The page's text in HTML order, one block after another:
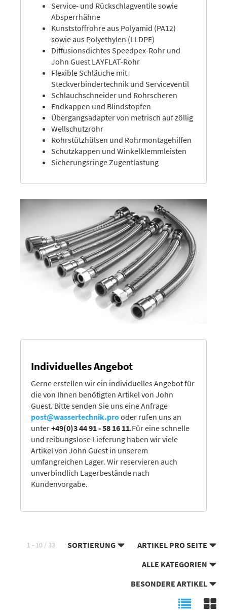
Service- und Rückschlagventile sowie
Absperrhähne
Kunststoffrohre aus Polyamid (PA12)
sowie aus Polyethylen (LLDPE)
Diffusionsdichtes Speedpex-Rohr und
John Guest LAYFLAT-Rohr
Flexible Schläuche mit
Steckverbindertechnik und Serviceventil
Schlauchschneider und Rohrscheren
Endkappen und Blindstopfen
Übergangsadapter von metrisch auf zöllig
Wellschutzrohr
Rohrstützhülsen und Rohrmontagehilfen
Schutzkappen und Winkelklemmleisten
Sicherungsringe Zugentlastung
Individuelles Angebot
Gerne erstellen wir ein individuelles Angebot für
die von Ihnen benötigten Artikel von John
Guest. Bitte senden Sie uns eine Anfrage
post@wassertechnik.prooder rufen uns an
unter+49(0)3 44 91 - 58 16 11.Für eine schnelle
und reibungslose Lieferung haben wir viele
Artikel von John Guest in unserem
umfangreichen Lager. Wir reservieren auch
unverbindlich Lagerbestände nach
Kundenvorgabe.
1 - 10 / 33 SORTIERUNG
ARTIKEL PRO SEITE
ALLE KATEGORIEN
BESONDERE ARTIKEL